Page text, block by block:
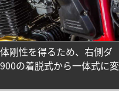
剛性を得るため、右側ダ
の着脱式から一体式に変